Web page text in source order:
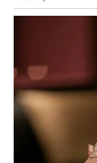
da stalno
život stalno
Ali sada se ciklus
Sudbina im
realnosti. Ovo